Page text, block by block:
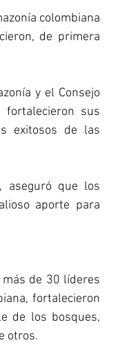
colombiana
de primera
y el Consejo
fortalecieron sus
exitosos de las
aseguró que los
aporte para
de 30 líderes
fortalecieron
de los bosques,
otros.